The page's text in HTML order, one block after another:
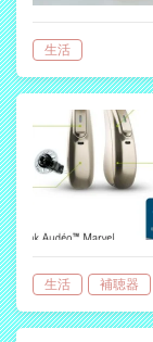
生活
生活 補聴器